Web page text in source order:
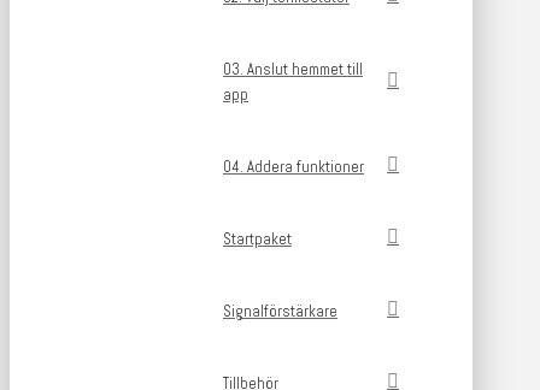
03. Anslut hemmet till
app
04. Addera funktioner
Startpaket
Signalförstärkare
Tillbehör